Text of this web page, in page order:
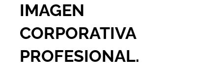
IMAGEN
CORPORATIVA
PROFESIONAL.